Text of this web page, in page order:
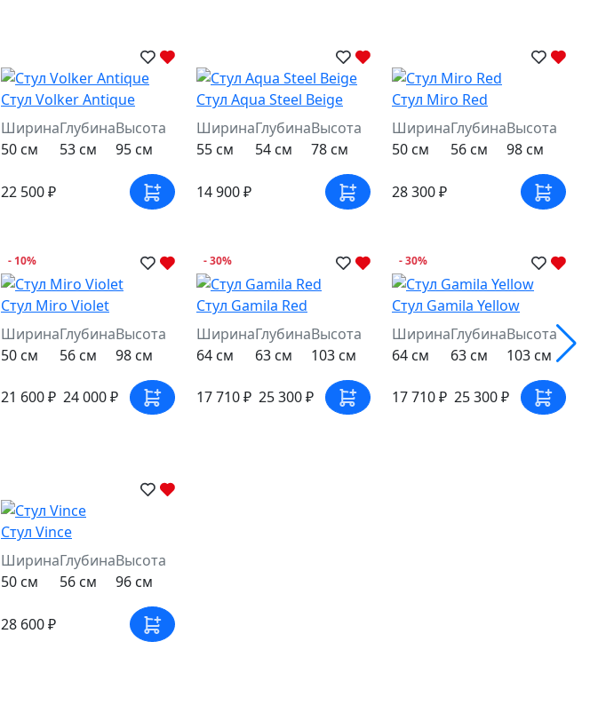
Стул Volker Antique
Ширина
50 см
Глубина
53 см
Высота
95 см
22 500 ₽
Стул Aqua Steel Beige
Ширина
55 см
Глубина
54 см
Высота
78 см
14 900 ₽
Стул Miro Red
Ширина
50 см
Глубина
56 см
Высота
98 см
28 300 ₽
- 10%
Стул Miro Violet
Ширина
50 см
Глубина
56 см
Высота
98 см
21 600 ₽ 24 000 ₽
- 30%
Стул Gamila Red
Ширина
64 см
Глубина
63 см
Высота
103 см
17 710 ₽ 25 300 ₽
- 30%
Стул Gamila Yellow
Ширина
64 см
Глубина
63 см
Высота
103 см
17 710 ₽ 25 300 ₽
Стул Vince
Ширина
50 см
Глубина
56 см
Высота
96 см
28 600 ₽